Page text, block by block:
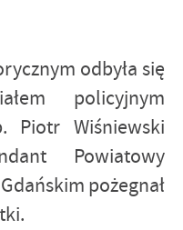
odbyła się
policyjnym
Piotr Wiśniewski
Powiatowy
pożegnał